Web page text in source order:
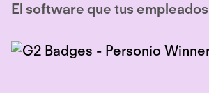
El software que tus